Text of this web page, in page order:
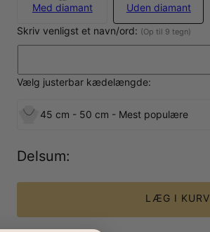
Med diamant
Uden diamant
Skriv venligst et navn/ord: (Op til 9 tegn)
Vælg justerbar kædelængde:
45 cm - 50 cm - Mest populære
Delsum:
LÆG I KURV